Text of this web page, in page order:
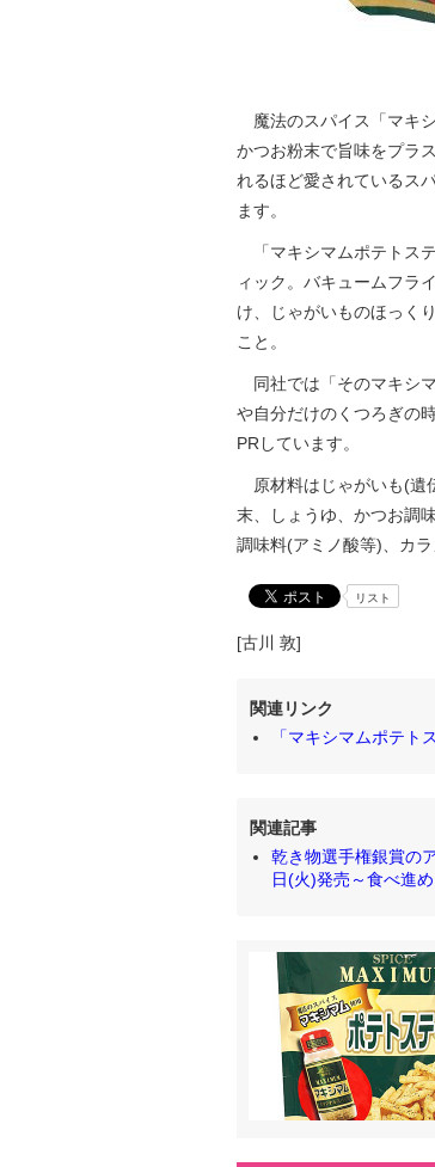
魔法のスパイス「マキ
かつお粉末で旨味をプラ
れるほど愛されているス
ます。
「マキシマムポテトス
ィック。バキュームフラ
け、じゃがいものほっく
こと。
同社では「そのマキシ
や自分だけのくつろぎの
PRしています。
原材料はじゃがいも(遺
末、しょうゆ、かつお調
調味料(アミノ酸等)、カ
リスト
[古川 敦]
関連リンク
「マキシマムポテト
関連記事
乾き物選手権銀賞の
日(火)発売～食べ進